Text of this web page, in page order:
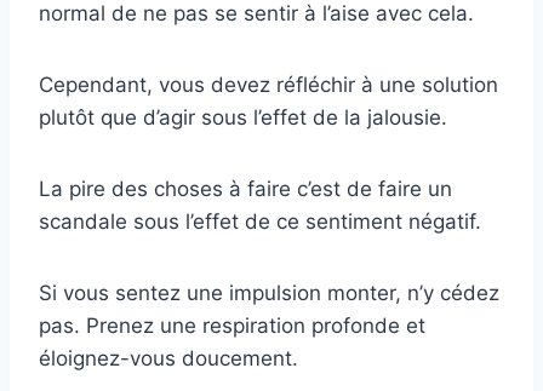
normal de ne pas se sentir à l’aise avec cela.
Cependant, vous devez réfléchir à une solution
plutôt que d’agir sous l’effet de la jalousie.
La pire des choses à faire c’est de faire un
scandale sous l’effet de ce sentiment négatif.
Si vous sentez une impulsion monter, n’y cédez
pas. Prenez une respiration profonde et
éloignez-vous doucement.